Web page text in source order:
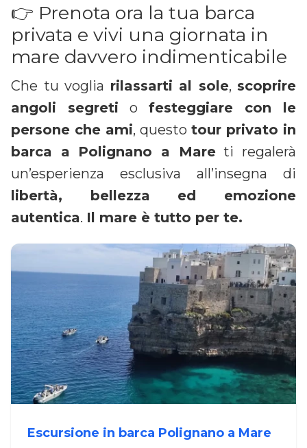
👉 Prenota ora la tua barca
privata e vivi una giornata in
mare davvero indimenticabile
Che tu voglia rilassarti al sole, scoprire
angoli segreti o festeggiare con le
persone che ami, questo tour privato in
barca a Polignano a Mareti regalerà
un’esperienza esclusiva all’insegna di
libertà, bellezza ed emozione
autentica. Il mare è tutto per te.
Escursione in barca Polignano a Mare